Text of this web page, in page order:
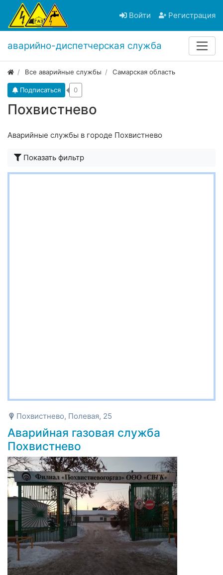
Войти Регистрация
аварийно-диспетчерская служба
Все аварийные службы Самарская область
Похвистнево
Подписаться 0
Аварийные службы в городе Похвистнево
Показать фильтр
Похвистнево, Полевая, 25
Аварийная газовая служба
Похвистнево